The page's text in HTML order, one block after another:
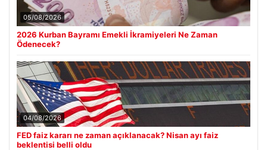
05/08/2026
2026 Kurban Bayramı Emekli İkramiyeleri Ne Zaman
Ödenecek?
04/08/2026
FED faiz kararı ne zaman açıklanacak? Nisan ayı faiz
beklentisi belli oldu